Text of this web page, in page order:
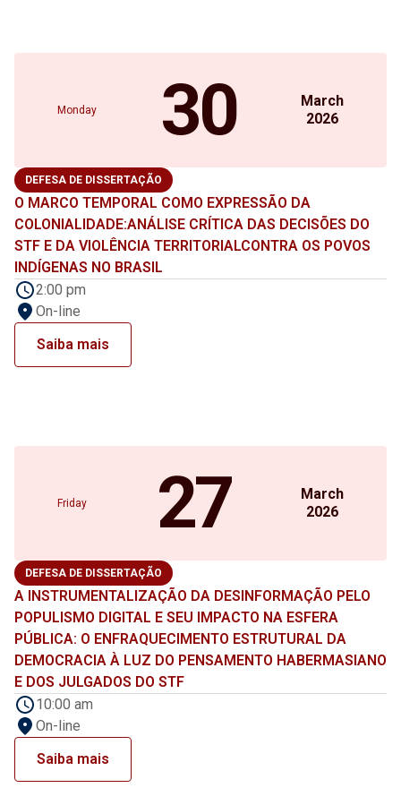
Monday 30
March
2026
DEFESA DE DISSERTAÇÃO
O MARCO TEMPORAL COMO EXPRESSÃO DA
COLONIALIDADE:ANÁLISE CRÍTICA DAS DECISÕES DO
STF E DA VIOLÊNCIA TERRITORIALCONTRA OS POVOS
INDÍGENAS NO BRASIL
2:00 pm
On-line
Saiba mais
Friday 27
March
2026
DEFESA DE DISSERTAÇÃO
A INSTRUMENTALIZAÇÃO DA DESINFORMAÇÃO PELO
POPULISMO DIGITAL E SEU IMPACTO NA ESFERA
PÚBLICA: O ENFRAQUECIMENTO ESTRUTURAL DA
DEMOCRACIA À LUZ DO PENSAMENTO HABERMASIANO
E DOS JULGADOS DO STF
10:00 am
On-line
Saiba mais